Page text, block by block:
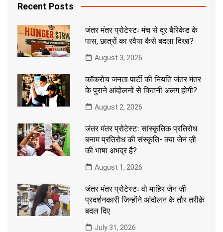
Recent Posts
जंतर मंतर प्रोटेस्टः मंच से दूर बैरिकेड के
पास, छात्रों का रवैया कैसे बदला दिखा?
August 3, 2026
कॉकरोच जनता पार्टी की नियति जंतर मंतर
के पुराने आंदोलनों से कितनी अलग होगी?
August 2, 2026
जंतर मंतर प्रोटेस्टः सांस्कृतिक प्रतिरोध
बनाम प्रतिरोध की संस्कृति- क्या जेन ज़ी
की भाषा अभद्र है?
August 1, 2026
जंतर मंतर प्रोटेस्टः वो माहिर जेन ज़ी
प्रदर्शनकारी जिन्होंने आंदोलन के तौर तरीक़े
बदल दिए
July 31, 2026